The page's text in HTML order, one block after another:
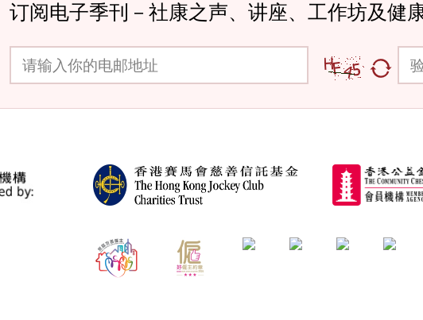
订阅电子季刊－社康之声、讲座、工作坊及健
请输入你的电邮地址 验证